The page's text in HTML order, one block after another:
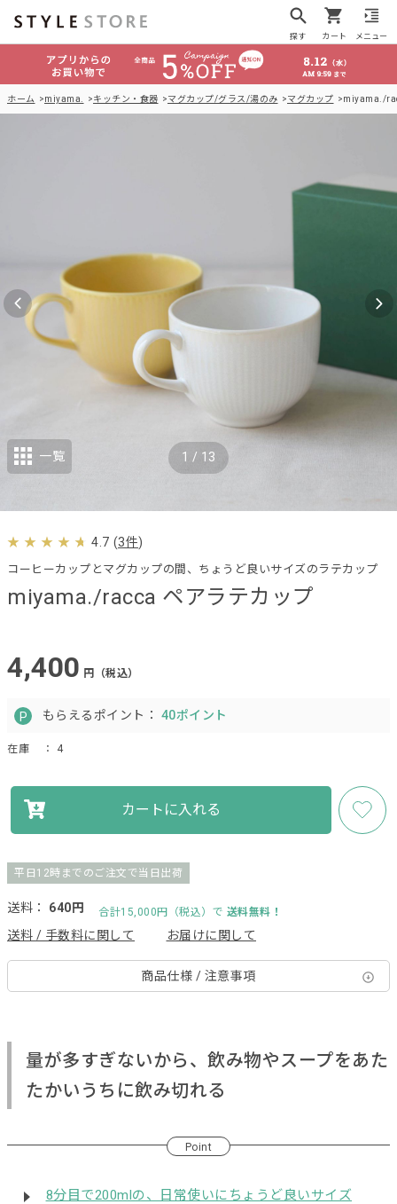
探す カート メニュー
ホーム miyama. キッチン・食器 マグカップ/グラス/湯のみ マグカップ miyama./
miyama./racca ペアラテカップ
コーヒーカップとマグカップの間、ちょうど良いサイズのラテカップ
4.7 (3件)
4,400 円（税込）
もらえるポイント： 40ポイント
在庫 ： 4
カートに入れる
平日12時までのご注文で当日出荷
送料： 640円 合計15,000円（税込）で 送料無料！
送料 / 手数料に関して お届けに関して
商品仕様 / 注意事項
1 / 13
一覧
量が多すぎないから、飲み物やスープをあた
たかいうちに飲み切れる
Point
8分目で200mlの、日常使いにちょうど良いサイズ